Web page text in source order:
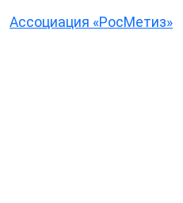
Ассоциация «РосМетиз»